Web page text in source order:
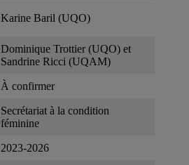
Karine Baril (UQO)
Dominique Trottier (UQO) et
Sandrine Ricci (UQAM)
À confirmer
Secrétariat à la condition
féminine
2023-2026